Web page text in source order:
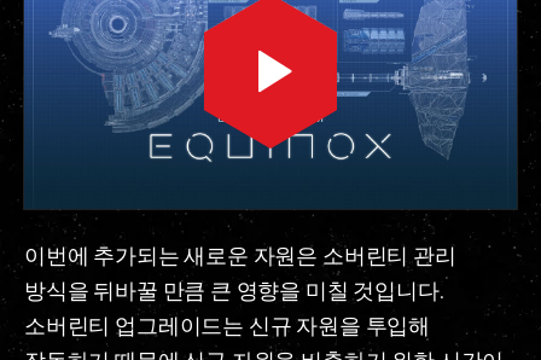
이번에 추가되는 새로운 자원은 소버린티 관리
방식을 뒤바꿀 만큼 큰 영향을 미칠 것입니다.
소버린티 업그레이드는 신규 자원을 투입해